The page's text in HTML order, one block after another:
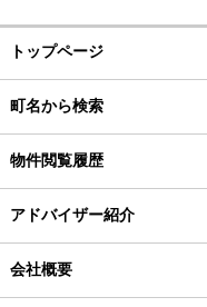
トップページ
町名から検索
物件閲覧履歴
アドバイザー紹介
会社概要